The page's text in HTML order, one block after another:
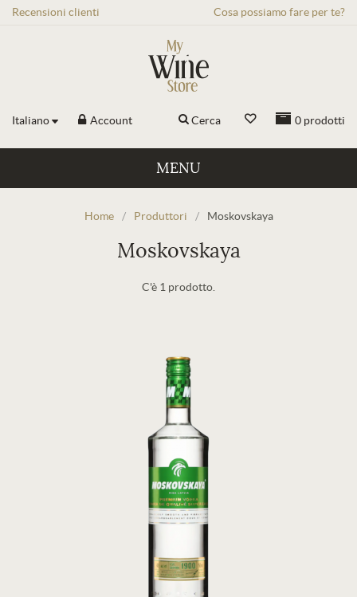
Recensioni clienti Cosa possiamo fare per te?
Italiano Account 0 prodotti
Cerca
MENU
Home / Produttori / Moskovskaya
Moskovskaya
C'è 1 prodotto.